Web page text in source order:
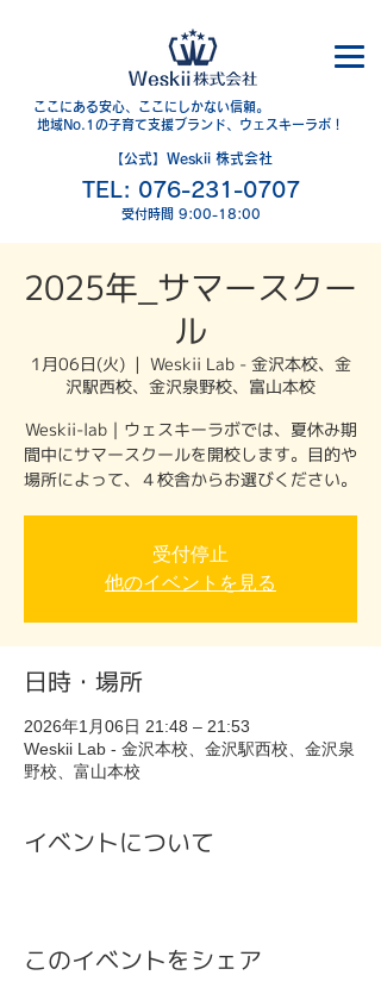
​ここにある安心、ここにしかない信頼。
地域No.1の子育て支援ブランド、ウェスキーラボ！
【公式】Weskii 株式会社
TEL: 076-231-0707
​受付時間 9:00-18:00
2025年_サマースクー
ル
1月06日(火)
  |
Weskii Lab - 金沢本校、金
沢駅西校、金沢泉野校、富山本校
Weskii-lab｜ウェスキーラボでは、夏休み期
間中にサマースクールを開校します。目的や
場所によって、４校舎からお選びください。
受付停止
他のイベントを見る
日時・場所
2026年1月06日 21:48 – 21:53
Weskii Lab - 金沢本校、金沢駅西校、金沢泉
野校、富山本校
イベントについて
このイベントをシェア